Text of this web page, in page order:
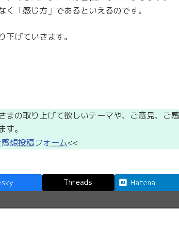
「感じ方」であるといえるのです。
げていきます。
まの取り上げて欲しいテーマや、ご意見、ご感
。
想投稿フォーム<<
Threads Hatena